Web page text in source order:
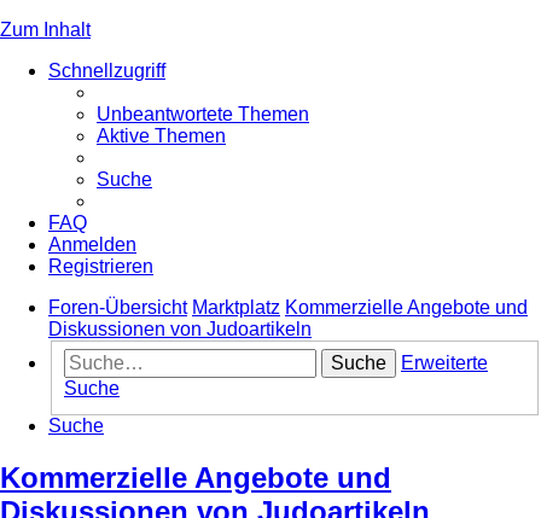
Zum Inhalt
Schnellzugriff
Unbeantwortete Themen
Aktive Themen
Suche
FAQ
Anmelden
Registrieren
Foren-Übersicht Marktplatz Kommerzielle Angebote und
Diskussionen von Judoartikeln
Suche
Erweiterte
Suche
Suche
Kommerzielle Angebote und
Diskussionen von Judoartikeln